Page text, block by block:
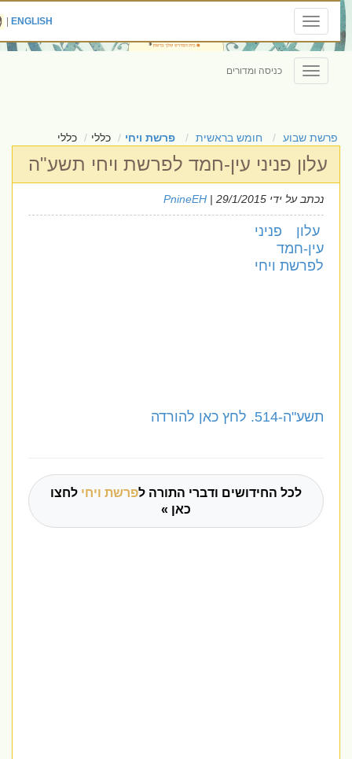
Toggle
navigation
ENGLISH
|
Toggle
navigation
כניסה ומדורים
פרשת שבוע חומש בראשית פרשת ויחי כללי כללי
עלון פניני עין-חמד לפרשת ויחי תשע"ה
נכתב על ידי PnineEH| 29/1/2015
עלון פניני
עין-חמד
לפרשת ויחי
תשע"ה-514. לחץ כאן להורדה
לכל החידושים ודברי התורה לפרשת ויחילחצו
כאן »